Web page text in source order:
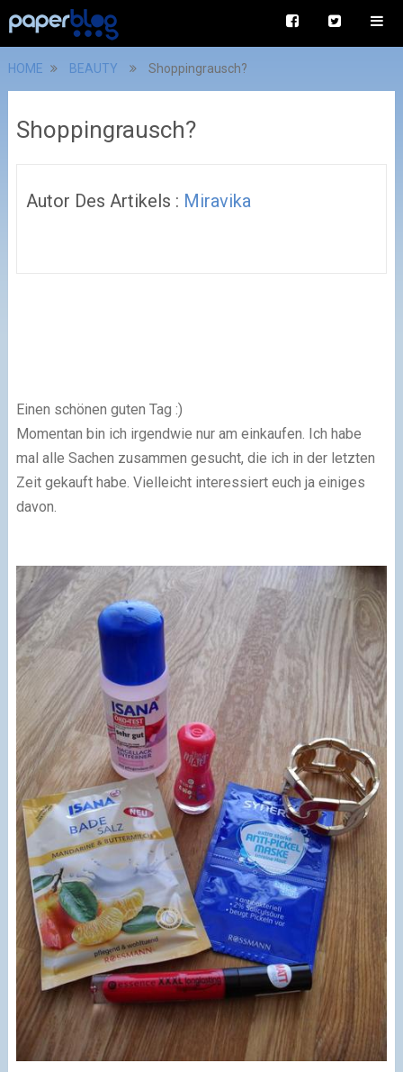
HOME BEAUTY Shoppingrausch?
Shoppingrausch?
Autor Des Artikels : Miravika
Einen schönen guten Tag :)
Momentan bin ich irgendwie nur am einkaufen. Ich habe
mal alle Sachen zusammen gesucht, die ich in der letzten
Zeit gekauft habe. Vielleicht interessiert euch ja einiges
davon.